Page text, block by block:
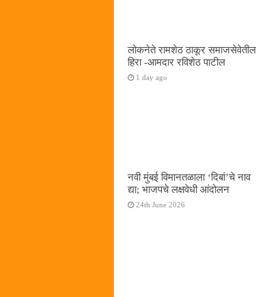
लोकनेते रामशेठ ठाकूर समाजसेवेतील
हिरा -आमदार रविशेठ पाटील
1 day ago
नवी मुंबई विमानतळाला ‌‘दिबां‌’चे नाव
द्या; भाजपचे लक्षवेधी आंदोलन
24th June 2026